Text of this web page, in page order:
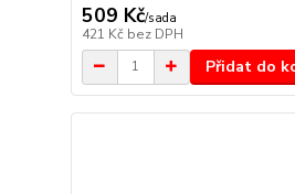
509 Kč/sada
421 Kč bez DPH
Přidat do